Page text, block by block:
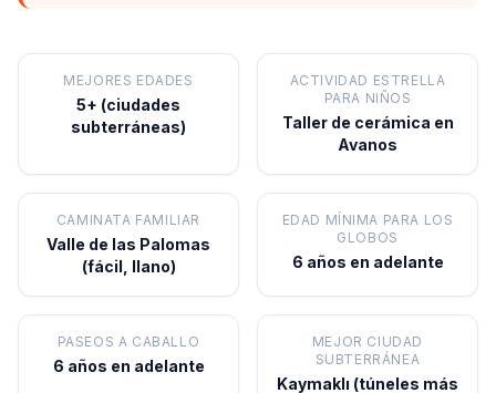
MEJORES EDADES
5+ (ciudades
subterráneas)
ACTIVIDAD ESTRELLA
PARA NIÑOS
Taller de cerámica en
Avanos
CAMINATA FAMILIAR
Valle de las Palomas
(fácil, llano)
EDAD MÍNIMA PARA LOS
GLOBOS
6 años en adelante
PASEOS A CABALLO
6 años en adelante
MEJOR CIUDAD
SUBTERRÁNEA
Kaymaklı (túneles más